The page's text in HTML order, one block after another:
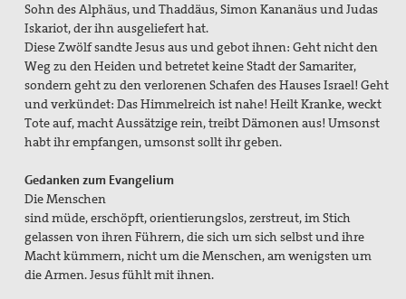
Sohn des Alphäus, und Thaddäus, Simon Kananäus und Judas
Iskariot, der ihn ausgeliefert hat.
Diese Zwölf sandte Jesus aus und gebot ihnen: Geht nicht den
Weg zu den Heiden und betretet keine Stadt der Samariter,
sondern geht zu den verlorenen Schafen des Hauses Israel! Geht
und verkündet: Das Himmelreich ist nahe! Heilt Kranke, weckt
Tote auf, macht Aussätzige rein, treibt Dämonen aus! Umsonst
habt ihr empfangen, umsonst sollt ihr geben.
Gedanken zum Evangelium
Die Menschen
sind müde, erschöpft, orientierungslos, zerstreut, im Stich
gelassen von ihren Führern, die sich um sich selbst und ihre
Macht kümmern, nicht um die Menschen, am wenigsten um
die Armen. Jesus fühlt mit ihnen.